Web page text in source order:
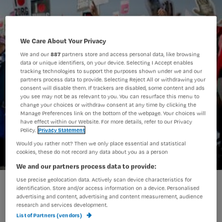
NU’91 steunt acties AbvakaboFNV niet
We Care About Your Privacy
We and our887 partners store and access personal data, like browsing
data or unique identifiers, on your device. Selecting I Accept enables
tracking technologies to support the purposes shown under we and our
partners process data to provide. Selecting Reject All or withdrawing your
consent will disable them. If trackers are disabled, some content and ads
you see may not be as relevant to you. You can resurface this menu to
change your choices or withdraw consent at any time by clicking the
Manage Preferences link on the bottom of the webpage. Your choices will
have effect within our Website. For more details, refer to our Privacy
Policy. Privacy Statement
Would you rather not? Then we only place essential and statistical
cookies, these do not record any data about you as a person
We and our partners process data to provide:
Use precise geolocation data. Actively scan device characteristics for
identification. Store and/or access information on a device. Personalised
advertising and content, advertising and content measurement, audience
research and services development.
List of Partners (vendors)